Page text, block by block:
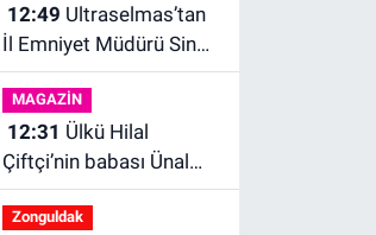
12:49
İl Emniyet Müdürü Sinan
Ergen’e ziyaret.
MAGAZİN
12:31
Çiftçi’nin babası Ünal
Çiftçi suç duyurusunda
bulundu. Birlikte çekilen
Zonguldak